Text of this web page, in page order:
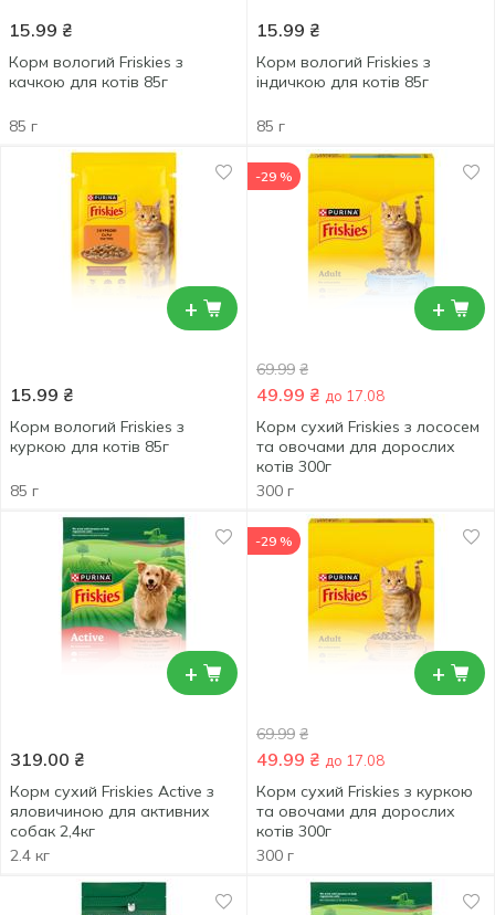
15.99 ₴
Корм вологий Friskies з
качкою для котів 85г
85 г
15.99 ₴
Корм вологий Friskies з
індичкою для котів 85г
85 г
+
15.99 ₴
Корм вологий Friskies з
куркою для котів 85г
85 г
+
-29 %
69.99 ₴
49.99 ₴ до 17.08
Корм сухий Friskies з лососем
та овочами для дорослих
котів 300г
300 г
+
319.00 ₴
Корм сухий Friskies Active з
яловичиною для активних
собак 2,4кг
2.4 кг
+
-29 %
69.99 ₴
49.99 ₴ до 17.08
Корм сухий Friskies з куркою
та овочами для дорослих
котів 300г
300 г